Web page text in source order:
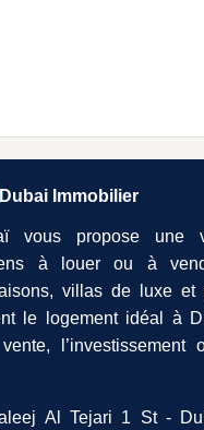
Immobilier
vous propose une
à louer ou à
villas de luxe et
le logement idéal à
l’investissement
Al Tejari 1 St -